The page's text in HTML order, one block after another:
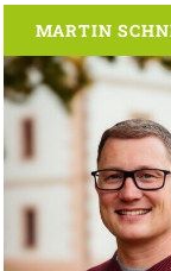
MARTIN